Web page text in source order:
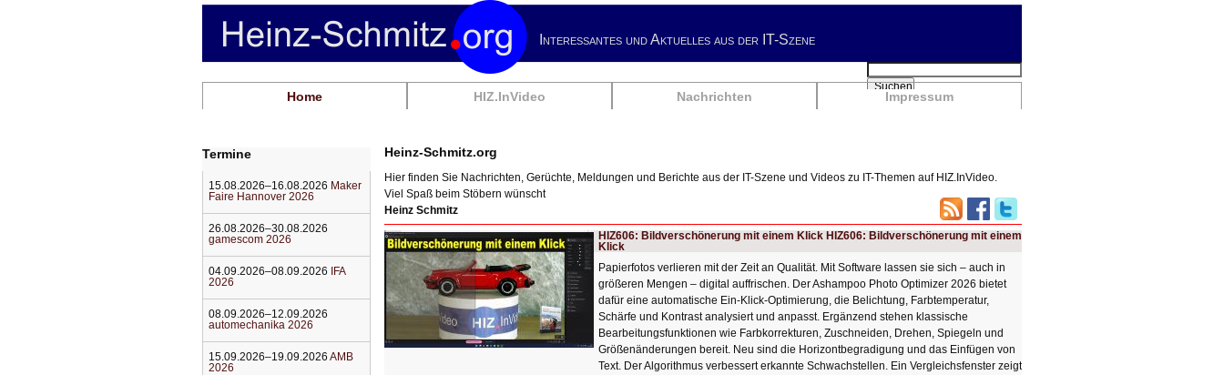
Interessantes und Aktuelles aus der IT-Szene
Navigation
Home HIZ.InVideo Nachrichten Impressum
Suchbegriffe
Suchen
Heinz-Schmitz.org
Hier finden Sie Nachrichten, Gerüchte, Meldungen und Berichte aus der IT-Szene und Videos zu IT-Themen auf HIZ.InVideo.
Viel Spaß beim Stöbern wünscht
Heinz Schmitz
HIZ606: Bildverschönerung mit einem Klick HIZ606: Bildverschönerung mit einem
Klick
Papierfotos verlieren mit der Zeit an Qualität. Mit Software lassen sie sich – auch in
größeren Mengen – digital auffrischen. Der Ashampoo Photo Optimizer 2026 bietet
dafür eine automatische Ein-Klick-Optimierung, die Belichtung, Farbtemperatur,
Schärfe und Kontrast analysiert und anpasst. Ergänzend stehen klassische
Bearbeitungsfunktionen wie Farbkorrekturen, Zuschneiden, Drehen, Spiegeln und
Größenänderungen bereit. Neu sind die Horizontbegradigung und das Einfügen von
Text. Der Algorithmus verbessert erkannte Schwachstellen. Ein Vergleichsfenster zeigt
Termine
15.08.2026–16.08.2026 Maker
Faire Hannover 2026
26.08.2026–30.08.2026
gamescom 2026
04.09.2026–08.09.2026
IFA
2026
08.09.2026–12.09.2026
automechanika 2026
15.09.2026–19.09.2026 AMB
2026